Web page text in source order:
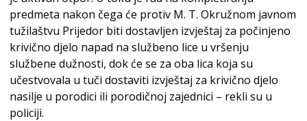
predmeta nakon čega će protiv M. T. Okružnom javnom
tužilaštvu Prijedor biti dostavljen izvještaj za počinjeno
krivično djelo napad na službeno lice u vršenju
službene dužnosti, dok će se za oba lica koja su
učestvovala u tuči dostaviti izvještaj za krivično djelo
nasilje u porodici ili porodičnoj zajednici – rekli su u
policiji.